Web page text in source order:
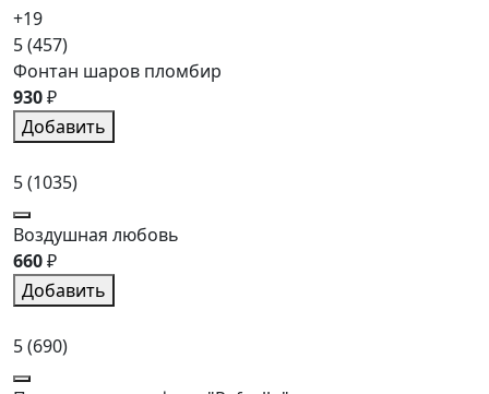
+19
5(457)
Фонтан шаров пломбир
930₽
Добавить
5(1035)
Воздушная любовь
660₽
Добавить
5(690)